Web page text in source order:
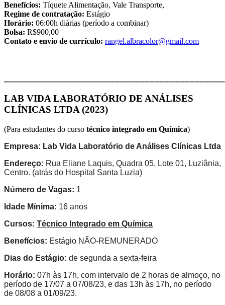
Benefícios: Tíquete Alimentação, Vale Transporte,
Regime de contratação: Estágio
Horário: 06:00h diárias (período a combinar)
Bolsa: R$900,00
Contato e envio de currículo: rangel.albracolor@gmail.com
LAB VIDA LABORATÓRIO DE ANÁLISES
CLÍNICAS LTDA (2023)
(Para estudantes do curso técnico integrado em Química)
Empresa: Lab Vida Laboratório de Análises Clínicas Ltda
Endereço: Rua Eliane Laquis, Quadra 05, Lote 01, Luziânia,
Centro. (atrás do Hospital Santa Luzia)
Número de Vagas: 1
Idade Mínima: 16 anos
Cursos: Técnico Integrado em Química
Benefícios: Estágio NÃO-REMUNERADO
Dias do Estágio: de segunda a sexta-feira
Horário: 07h às 17h, com intervalo de 2 horas de almoço, no
período de 17/07 a 07/08/23, e das 13h às 17h, no período
de 08/08 a 01/09/23.